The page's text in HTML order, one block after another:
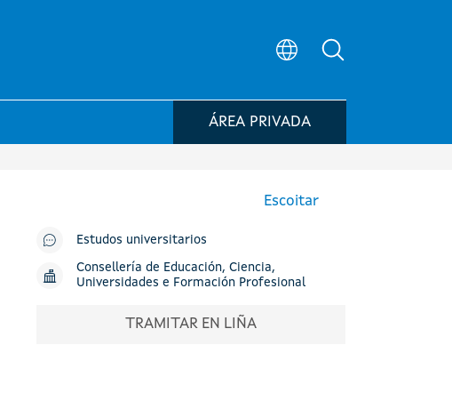
ÁREA PRIVADA
Escoitar
Estudos universitarios
Consellería de Educación, Ciencia,
Universidades e Formación Profesional
TRAMITAR EN LIÑA